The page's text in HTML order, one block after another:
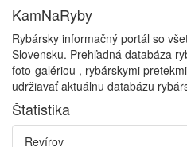
KamNaRyby
Rybársky informačný portál so
Slovensku. Prehľadná databáza
foto-galériou , rybárskymi
udržiavať aktuálnu databázu
Štatistika
Revírov